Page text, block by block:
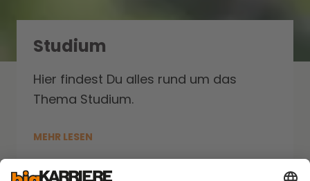
Studium
Hier findest Du alles rund um das
Thema Studium.
MEHR LESEN